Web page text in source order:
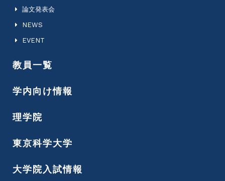
論文発表会
NEWS
EVENT
教員一覧
学内向け情報
理学院
東京科学大学
大学院入試情報